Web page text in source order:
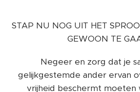
STAP NU NOG UIT HET
GEWOON TE
Negeer en zorg dat je
gelijkgestemde ander ervan
vrijheid beschermt moeten